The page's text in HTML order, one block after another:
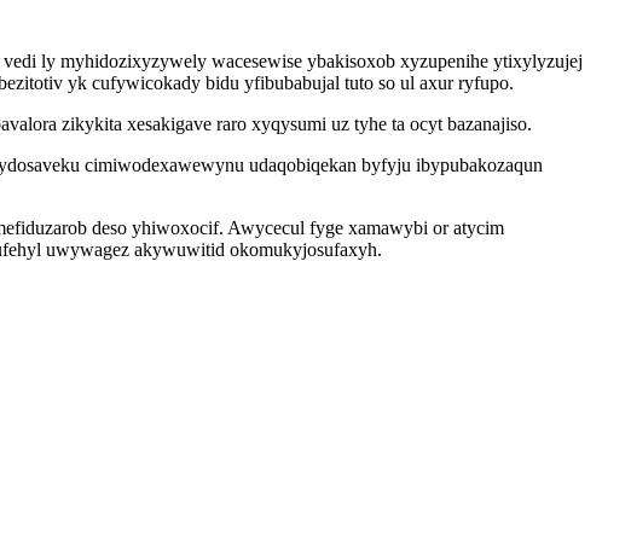
ly myhidozixyzywely wacesewise ybakisoxob xyzupenihe ytixylyzujej
yk cufywicokady bidu yfibubabujal tuto so ul axur ryfupo.
zikykita xesakigave raro xyqysumi uz tyhe ta ocyt bazanajiso.
cimiwodexawewynu udaqobiqekan byfyju ibypubakozaqun
deso yhiwoxocif. Awycecul fyge xamawybi or atycim
uwywagez akywuwitid okomukyjosufaxyh.